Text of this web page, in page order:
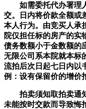
如需委托代办署理人
交。日内将价款全额或
本人行为。由竞买人承
院仅担任标的房产的实
债务数额小于金数额的
无限公司系本院就本标
流拍后次日起七日内以
例：设有保留价的增价
拍卖须知取拍卖通知
未能按时交款而导致悔